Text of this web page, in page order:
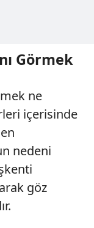
Görmek
ne
içerisinde
nedeni
göz